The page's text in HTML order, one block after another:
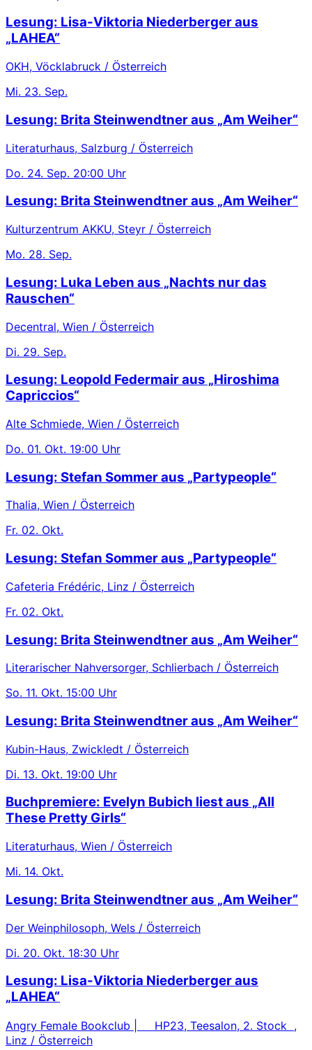
Lesung: Lisa-Viktoria Niederberger aus
„LAHEA“
OKH, Vöcklabruck / Österreich
Mi. 23. Sep.
Lesung: Brita Steinwendtner aus „Am Weiher“
Literaturhaus, Salzburg / Österreich
Do. 24. Sep. 20:00 Uhr
Lesung: Brita Steinwendtner aus „Am Weiher“
Kulturzentrum AKKU, Steyr / Österreich
Mo. 28. Sep.
Lesung: Luka Leben aus „Nachts nur das
Rauschen“
Decentral, Wien / Österreich
Di. 29. Sep.
Lesung: Leopold Federmair aus „Hiroshima
Capriccios“
Alte Schmiede, Wien / Österreich
Do. 01. Okt. 19:00 Uhr
Lesung: Stefan Sommer aus „Partypeople“
Thalia, Wien / Österreich
Fr. 02. Okt.
Lesung: Stefan Sommer aus „Partypeople“
Cafeteria Frédéric, Linz / Österreich
Fr. 02. Okt.
Lesung: Brita Steinwendtner aus „Am Weiher“
Literarischer Nahversorger, Schlierbach / Österreich
So. 11. Okt. 15:00 Uhr
Lesung: Brita Steinwendtner aus „Am Weiher“
Kubin-Haus, Zwickledt / Österreich
Di. 13. Okt. 19:00 Uhr
Buchpremiere: Evelyn Bubich liest aus „All
These Pretty Girls“
Literaturhaus, Wien / Österreich
Mi. 14. Okt.
Lesung: Brita Steinwendtner aus „Am Weiher“
Der Weinphilosoph, Wels / Österreich
Di. 20. Okt. 18:30 Uhr
Lesung: Lisa-Viktoria Niederberger aus
„LAHEA“
Angry Female Bookclub | HP23, Teesalon, 2. Stock ,
Linz / Österreich